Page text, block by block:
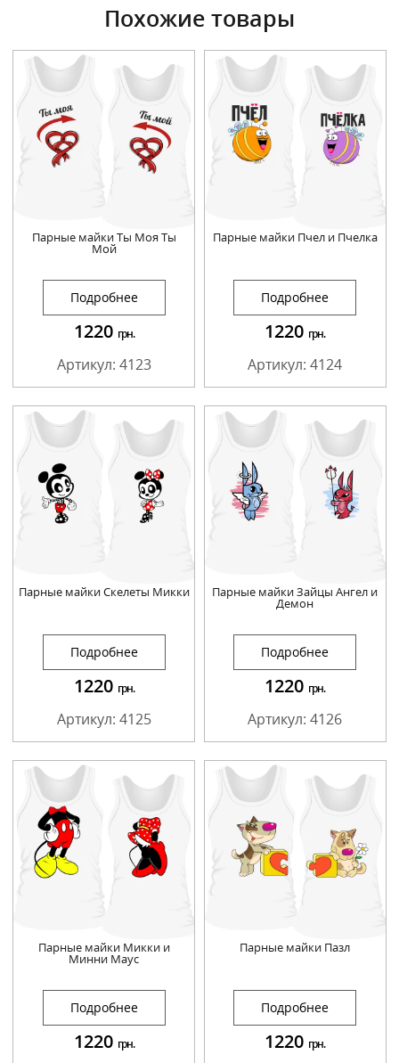
Похожие товары
Парные майки Ты Моя Ты
Мой
Подробнее
1220 грн.
Артикул: 4123
Парные майки Пчел и Пчелка
Подробнее
1220 грн.
Артикул: 4124
Парные майки Скелеты Микки
Подробнее
1220 грн.
Артикул: 4125
Парные майки Зайцы Ангел и
Демон
Подробнее
1220 грн.
Артикул: 4126
Парные майки Микки и
Минни Маус
Подробнее
1220 грн.
Парные майки Пазл
Подробнее
1220 грн.